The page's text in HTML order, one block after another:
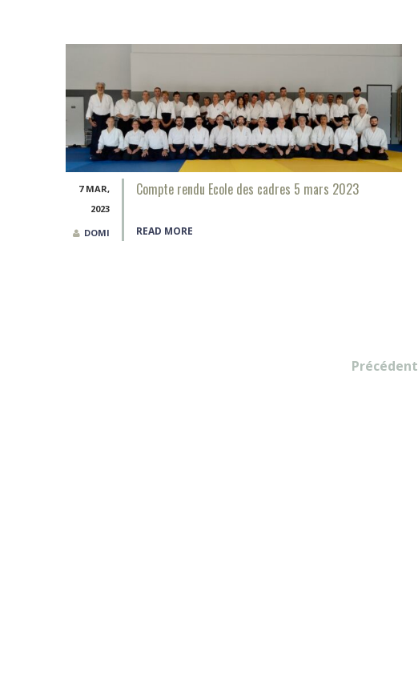
7 MAR,
2023
DOMI
Compte rendu Ecole des cadres 5 mars 2023
READ MORE
Précédent